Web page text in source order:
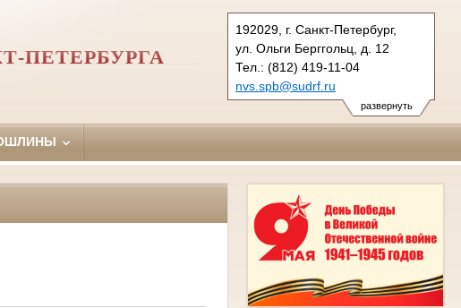
развернуть
192029, г. Санкт-Петербург,
ул. Ольги Берггольц, д. 12
Тел.: (812) 419-11-04
nvs.spb@sudrf.ru
ПЕТЕРБУРГА